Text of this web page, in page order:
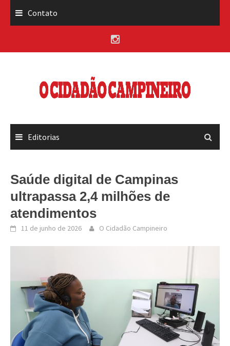
Contato
Editorias
Saúde digital de Campinas
ultrapassa 2,4 milhões de
atendimentos
11 de junho de 2026 O Cidadão Campineiro